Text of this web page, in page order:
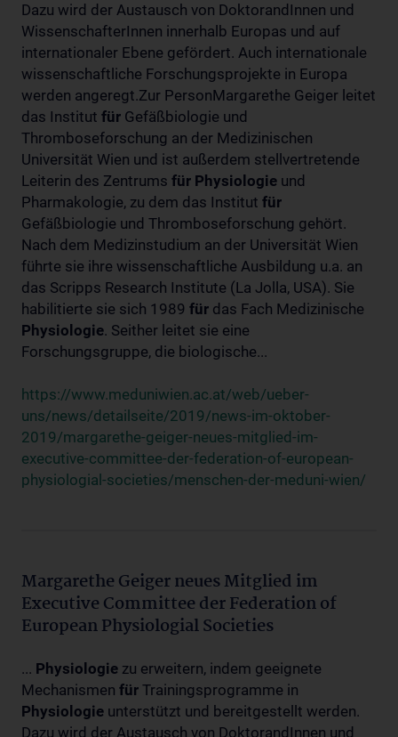
Dazu wird der Austausch von DoktorandInnen und
WissenschafterInnen innerhalb Europas und auf
internationaler Ebene gefördert. Auch internationale
wissenschaftliche Forschungsprojekte in Europa
werden angeregt.Zur PersonMargarethe Geiger leitet
das Institut für Gefäßbiologie und
Thromboseforschung an der Medizinischen
Universität Wien und ist außerdem stellvertretende
Leiterin des Zentrums für Physiologie und
Pharmakologie, zu dem das Institut für
Gefäßbiologie und Thromboseforschung gehört.
Nach dem Medizinstudium an der Universität Wien
führte sie ihre wissenschaftliche Ausbildung u.a. an
das Scripps Research Institute (La Jolla, USA). Sie
habilitierte sie sich 1989 für das Fach Medizinische
Physiologie. Seither leitet sie eine
Forschungsgruppe, die biologische...
https://www.meduniwien.ac.at/web/ueber-
uns/news/detailseite/2019/news-im-oktober-
2019/margarethe-geiger-neues-mitglied-im-
executive-committee-der-federation-of-european-
physiologial-societies/menschen-der-meduni-wien/
Margarethe Geiger neues Mitglied im
Executive Committee der Federation of
European Physiologial Societies
... Physiologie zu erweitern, indem geeignete
Mechanismen für Trainingsprogramme in
Physiologie unterstützt und bereitgestellt werden.
Dazu wird der Austausch von DoktorandInnen und